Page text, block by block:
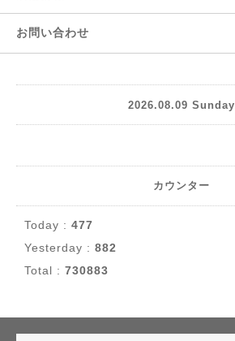
お問い合わせ
2026.08.09 Sunday
カウンター
Today : 477
Yesterday : 882
Total : 730883